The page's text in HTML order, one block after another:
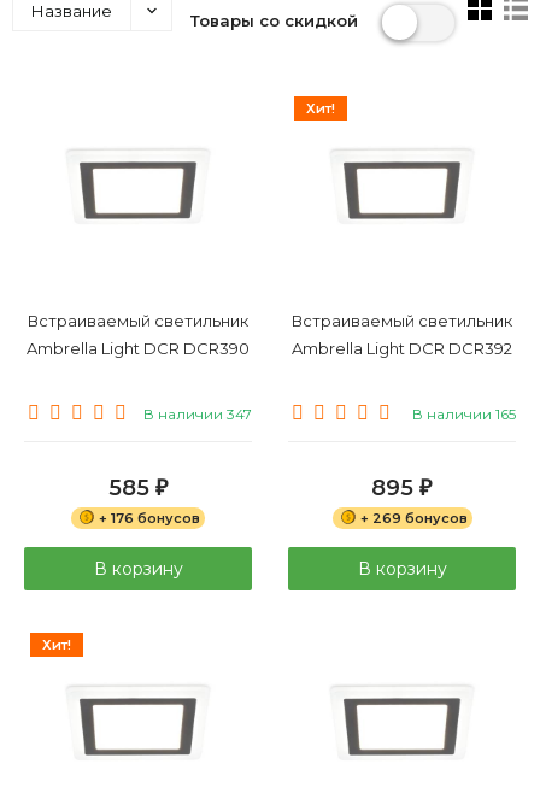
Название Товары со скидкой
Встраиваемый светильник
Ambrella Light DCR DCR390
В наличии 347
585 ₽
+ 176 бонусов
В корзину
Хит!
Встраиваемый светильник
Ambrella Light DCR DCR392
В наличии 165
895 ₽
+ 269 бонусов
В корзину
Хит!